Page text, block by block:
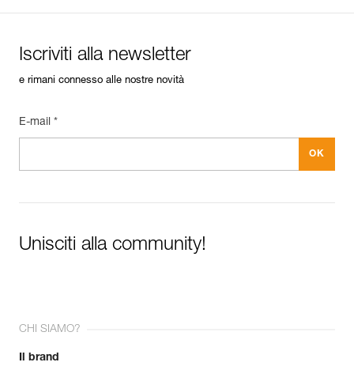
Iscriviti alla newsletter
e rimani connesso alle nostre novità
E-mail *
Unisciti alla community!
CHI SIAMO?
Il brand